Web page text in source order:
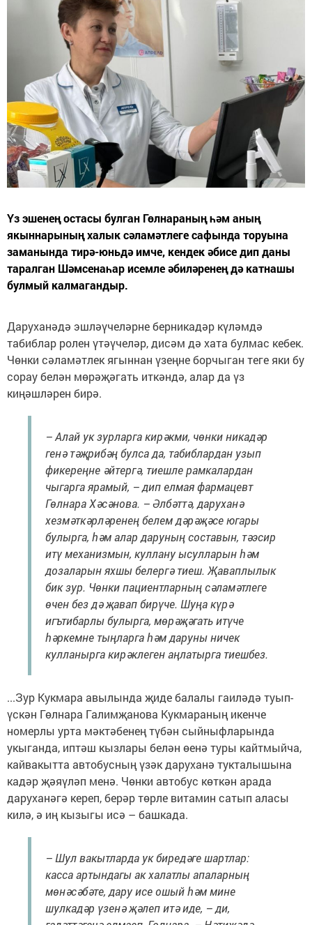
Үз эшенең остасы булган Гөлнараның һәм аның
якыннарының халык сәламәтлеге сафында торуына
заманында тирә-юньдә имче, кендек әбисе дип даны
таралган Шәмсенаһар исемле әбиләренең дә катнашы
булмый калмагандыр.
Даруханәдә эшләүчеләрне берникадәр күләмдә
табиблар ролен үтәүчеләр, дисәм дә хата булмас кебек.
Чөнки сәламәтлек ягыннан үзеңне борчыган теге яки бу
сорау белән мөрәҗәгать иткәндә, алар да үз
киңәшләрен бирә.
– Алай ук зурларга кирәкми, чөнки никадәр
генә тәҗрибәң булса да, табиблардан узып
фикереңне әйтергә, тиешле рамкалардан
чыгарга ярамый, – дип елмая фармацевт
Гөлнара Хәсәнова. – Әлбәттә, даруханә
хезмәткәрләренең белем дәрәҗәсе югары
булырга, һәм алар даруның составын, тәэсир
итү механизмын, куллану ысулларын һәм
дозаларын яхшы белергә тиеш. Җаваплылык
бик зур. Чөнки пациентларның сәламәтлеге
өчен без дә җавап бирүче. Шуңа күрә
игътибарлы булырга, мөрәҗәгать итүче
һәркемне тыңларга һәм даруны ничек
кулланырга кирәклеген аңлатырга тиешбез.
...Зур Кукмара авылында җиде балалы гаиләдә туып-
үскән Гөлнара Галимҗанова Кукмараның икенче
номерлы урта мәктәбенең түбән сыйныфларында
укыганда, иптәш кызлары белән өенә туры кайтмыйча,
кайвакытта автобусның үзәк даруханә тукталышына
кадәр җәяүләп менә. Чөнки автобус көткән арада
даруханәгә кереп, берәр төрле витамин сатып аласы
килә, ә иң кызыгы исә – башкада.
– Шул вакытларда ук биредәге шартлар:
касса артындагы ак халатлы апаларның
мөнәсәбәте, дару исе ошый һәм мине
шулкадәр үзенә җәлеп итә иде, – ди,